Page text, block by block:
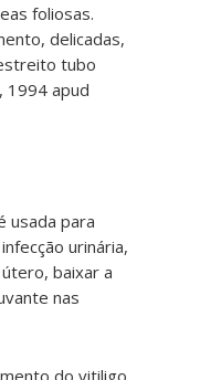
foliosas.
delicadas,
tubo
1994 apud
usada para
urinária,
baixar a
nas
do vitiligo